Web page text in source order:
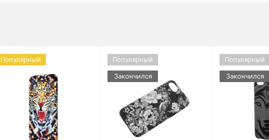
Популярный Популярный
Закончился
Популярный
Закончился